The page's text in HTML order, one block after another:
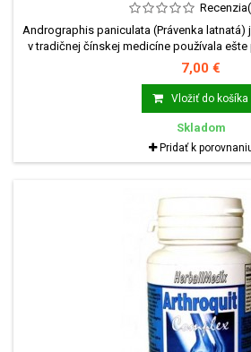
Andrographis paniculata (Právenka latnatá)
v tradičnej čínskej medicíne používala
pri liečbe infekčných
7,00 €
Vložiť do košíka
Skladom
Pridať k